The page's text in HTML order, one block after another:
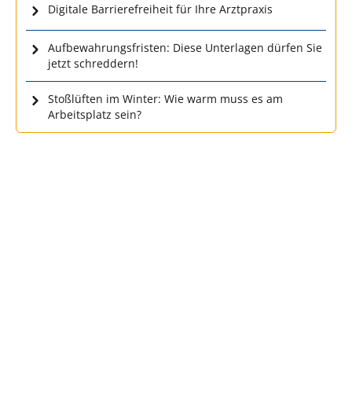
Digitale Barrierefreiheit für Ihre Arztpraxis
Aufbewahrungsfristen: Diese Unterlagen dürfen Sie
jetzt schreddern!
Stoßlüften im Winter: Wie warm muss es am
Arbeitsplatz sein?